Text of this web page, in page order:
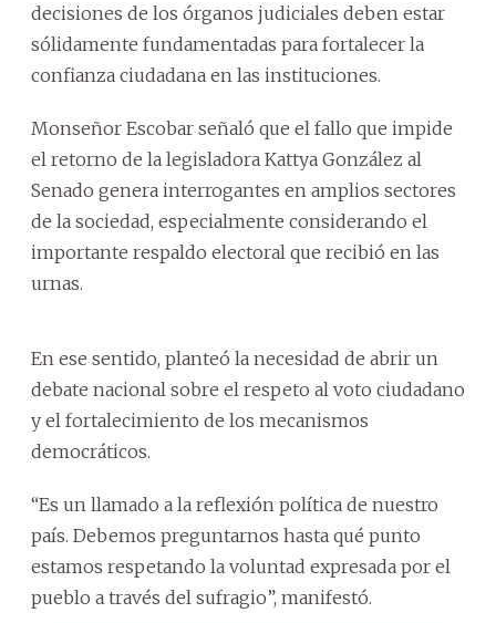
decisiones de los órganos judiciales deben estar
sólidamente fundamentadas para fortalecer la
confianza ciudadana en las instituciones.
Monseñor Escobar señaló que el fallo que impide
el retorno de la legisladora Kattya González al
Senado genera interrogantes en amplios sectores
de la sociedad, especialmente considerando el
importante respaldo electoral que recibió en las
urnas.
En ese sentido, planteó la necesidad de abrir un
debate nacional sobre el respeto al voto ciudadano
y el fortalecimiento de los mecanismos
democráticos.
“Es un llamado a la reflexión política de nuestro
país. Debemos preguntarnos hasta qué punto
estamos respetando la voluntad expresada por el
pueblo a través del sufragio”, manifestó.